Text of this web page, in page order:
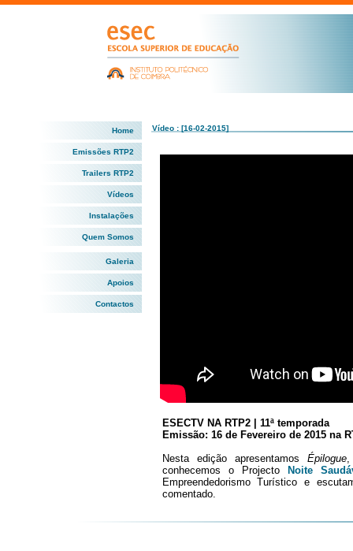
Home
Emissões RTP2
Trailers RTP2
Vídeos
Instalações
Quem Somos
Galeria
Apoios
Contactos
Vídeo : [16-02-2015]
ESECTV NA RTP2 | 11ª temporada
Emissão: 16 de Fevereiro de 2015 na
Nesta edição apresentamos Épilogue,
conhecemos o Projecto
Noite
Empreendedorismo Turístico e
comentado.